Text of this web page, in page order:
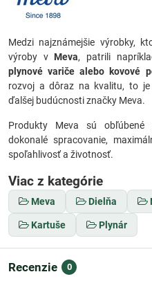
Medzi najznámejšie výrobky,
výroby v Meva, patrili
plynové variče alebo kovové
rozvoj a dôraz na kvalitu, to
ďalšej budúcnosti značky Meva.
Produkty Meva sú obľúbené
dokonalé spracovanie,
spoľahlivosť a životnosť.
Viac z kategórie
Meva Dielňa
Kartuše Plynár
Recenzie 0